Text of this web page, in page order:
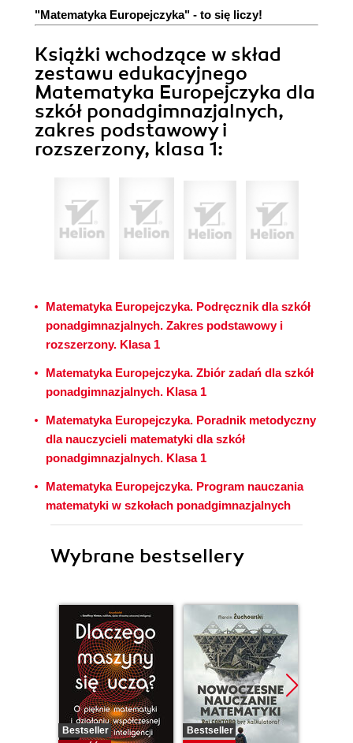
"Matematyka Europejczyka" - to się liczy!
Książki wchodzące w skład
zestawu edukacyjnego
Matematyka Europejczyka dla
szkół ponadgimnazjalnych,
zakres podstawowy i
rozszerzony, klasa 1:
Matematyka Europejczyka. Podręcznik dla szkół
ponadgimnazjalnych. Zakres podstawowy i
rozszerzony. Klasa 1
Matematyka Europejczyka. Zbiór zadań dla szkół
ponadgimnazjalnych. Klasa 1
Matematyka Europejczyka. Poradnik metodyczny
dla nauczycieli matematyki dla szkół
ponadgimnazjalnych. Klasa 1
Matematyka Europejczyka. Program nauczania
matematyki w szkołach ponadgimnazjalnych
Wybrane bestsellery
Bestseller
Bestseller